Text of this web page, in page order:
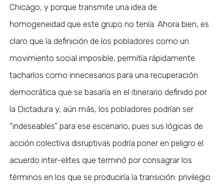
Chicago, y porque transmite una idea de
homogeneidad que este grupo no tenía. Ahora bien, es
claro que la definición de los pobladores como un
movimiento social imposible, permitía rápidamente
tacharlos como innecesarios para una recuperación
democrática que se basaría en el itinerario definido por
la Dictadura y, aún más, los pobladores podrían ser
“indeseables” para ese escenario, pues sus lógicas de
acción colectiva disruptivas podría poner en peligro el
acuerdo inter-elites que terminó por consagrar los
términos en los que se produciría la transición: privilegio